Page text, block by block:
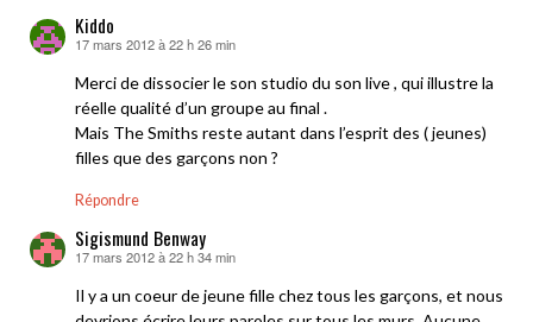
Kiddo
dit :
17 mars 2012 à 22 h 26 min
Merci de dissocier le son studio du son live , qui illustre la
réelle qualité d’un groupe au final .
Mais The Smiths reste autant dans l’esprit des ( jeunes)
filles que des garçons non ?
Répondre
Sigismund Benway
dit :
17 mars 2012 à 22 h 34 min
Il y a un coeur de jeune fille chez tous les garçons, et nous